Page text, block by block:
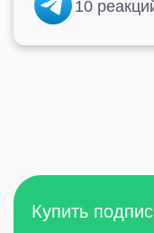
10
Купить